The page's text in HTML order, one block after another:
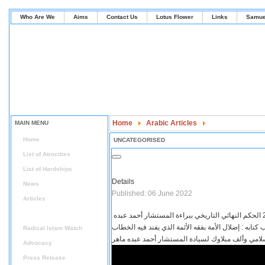
Who Are We Aims Contact Us Lotus Flower Links
MAIN MENU
Home
List of Atrocities
List of Hardships
News
Articles
Radical Islam Watch
Advocacy
Press Release
Home
Arabic Articles
Azhar urged the government to publish
UNCATEGORISED
Details
Published: 06 June 2022
: إضلال الأمة بفقه الأئمة الذي يفند فيه الخطاب
وألف مبلاوك لسيادة المستشار أحمد عبده ماهر